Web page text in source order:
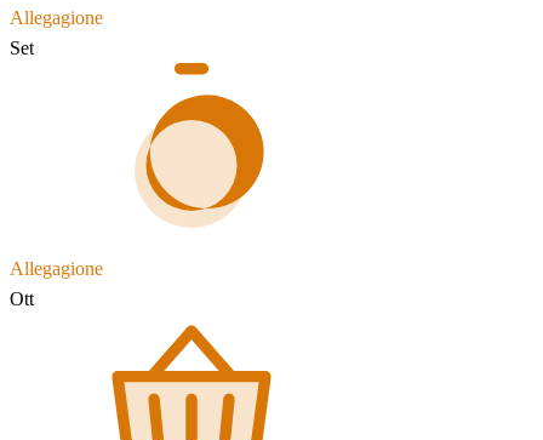
Allegagione
Set
Allegagione
Ott